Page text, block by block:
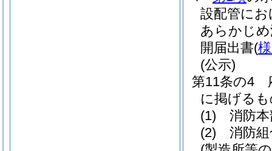
設配管に
あらかじ
開届出書(
(公示)
第11条の4
に掲げる
(1)
消防
(2)
消防